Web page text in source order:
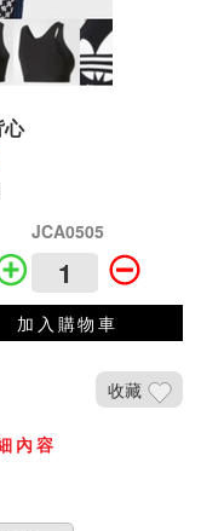
JCA0505
加入購物車
收藏
內容